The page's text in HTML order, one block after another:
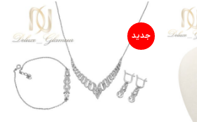
جدید